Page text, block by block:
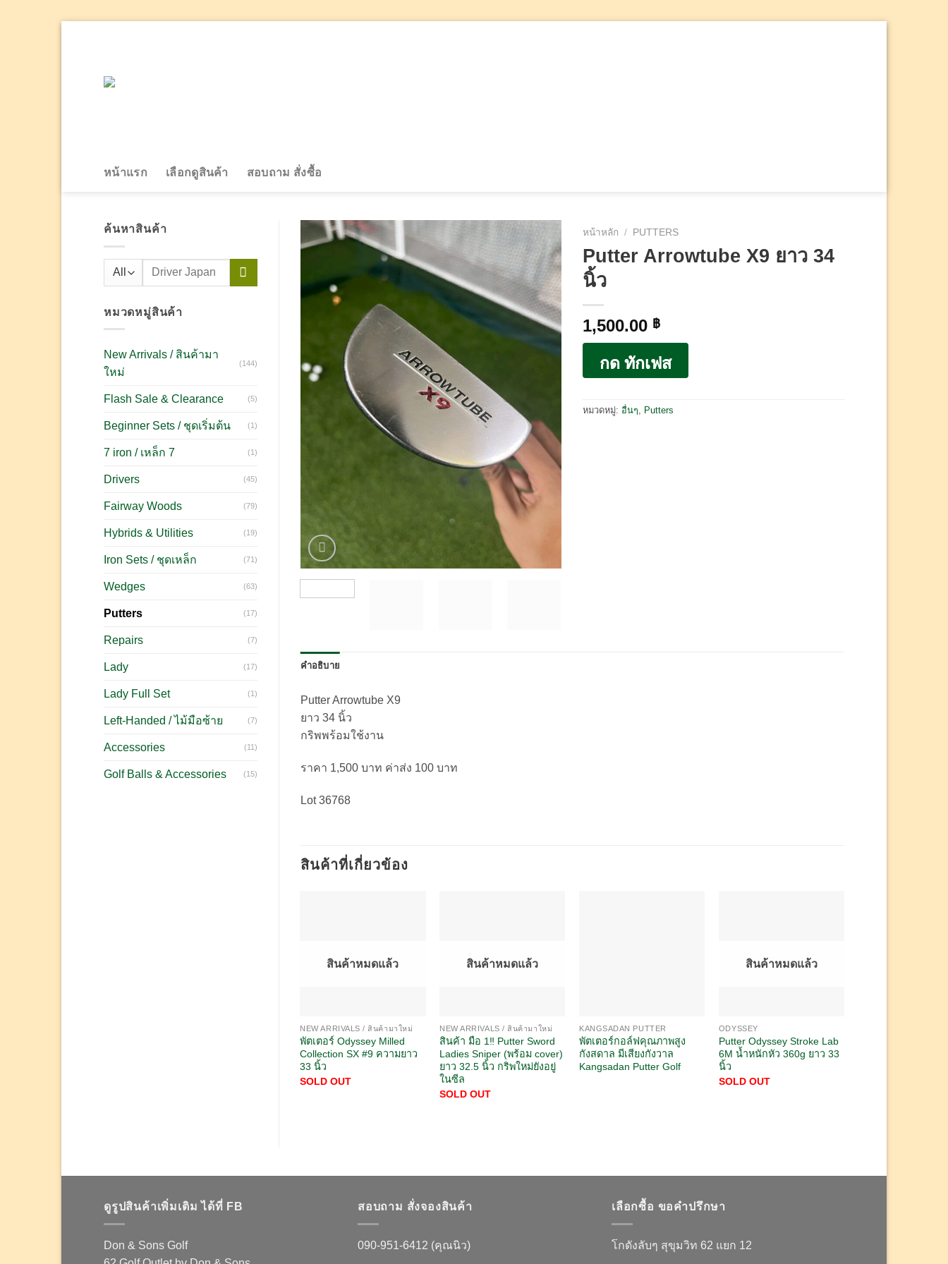
หน้าแรก เลือกดูสินค้า สอบถาม สั่งซื้อ
ค้นหาสินค้า
ค้นหา:
หมวดหมู่สินค้า
New Arrivals / สินค้ามา
ใหม่
(144)
Flash Sale & Clearance (5)
Beginner Sets / ชุดเริ่มต้น (1)
7 iron / เหล็ก 7 (1)
Drivers (45)
Fairway Woods (79)
Hybrids & Utilities (19)
Iron Sets / ชุดเหล็ก (71)
Wedges (63)
Putters (17)
Repairs (7)
Lady (17)
Lady Full Set (1)
Left-Handed / ไม้มือซ้าย (7)
Accessories (11)
Golf Balls & Accessories (15)
หน้าหลัก / PUTTERS
Putter Arrowtube X9 ยาว 34
นิ้ว
1,500.00 ฿
กด ทักเฟส
หมวดหมู่: อื่นๆ Putters
คำอธิบาย
Putter Arrowtube X9
ยาว 34 นิ้ว
กริพพร้อมใช้งาน
ราคา 1,500 บาท ค่าส่ง 100 บาท
Lot 36768
สินค้าที่เกี่ยวข้อง
สินค้าหมดแล้ว
NEW ARRIVALS / สินค้ามาใหม่
พัตเตอร์ Odyssey Milled
Collection SX #9 ความยาว
33 นิ้ว
SOLD OUT
สินค้าหมดแล้ว
NEW ARRIVALS / สินค้ามาใหม่
สินค้า มือ 1‼️ Putter Sword
Ladies Sniper (พร้อม cover)
ยาว 32.5 นิ้ว กริพใหม่ยังอยู่
ในซีล
SOLD OUT
KANGSADAN PUTTER
พัตเตอร์กอล์ฟคุณภาพสูง
กังสดาล มีเสียงกังวาล
Kangsadan Putter Golf
สินค้าหมดแล้ว
ODYSSEY
Putter Odyssey Stroke Lab
6M น้ำหนักหัว 360g ยาว 33
นิ้ว
SOLD OUT
ดูรูปสินค้าเพิ่มเติม ได้ที่ FB
Don & Sons Golf
สอบถาม สั่งจองสินค้า
090-951-6412 (คุณนิว)
เลือกซื้อ ขอคำปรึกษา
โกดังลับๆ สุขุมวิท 62 แยก 12